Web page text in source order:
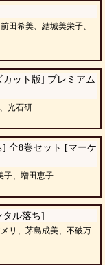
田希美、結城美栄子、
ット版] プレミアム
光石研
全8巻セット [マーケ
子、増田恵子
ル落ち]
リ、茅島成美、不破万